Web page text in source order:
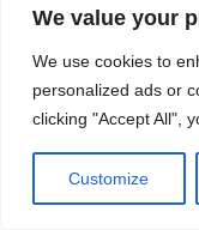
We value your
We use cookies to
personalized ads or
clicking "Accept All",
Customize